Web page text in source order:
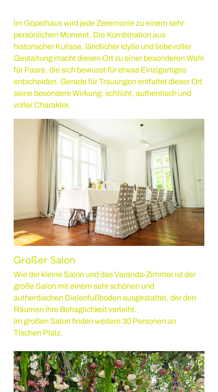
Im Göpelhaus wird jede Zeremonie zu einem sehr
persönlichen Moment. Die Kombination aus
historischer Kulisse, ländlicher Idylle und liebevoller
Gestaltung macht diesen Ort zu einer besonderen Wahl
für Paare, die sich bewusst für etwas Einzigartiges
entscheiden. Gerade für Trauungen entfaltet dieser Ort
seine besondere Wirkung: schlicht, authentisch und
voller Charakter.
Großer Salon
Wie der kleine Salon und das Veranda-Zimmer ist der
große Salon mit einem sehr schönen und
authentischen Dielenfußboden ausgestattet, der den
Räumen ihre Behaglichkeit verleiht.
Im großen Salon finden weitere 30 Personen an
Tischen Platz.